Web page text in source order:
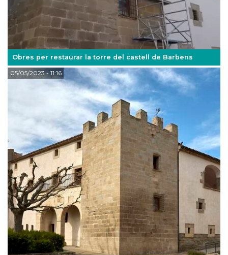
Obres per restaurar la torre del castell de Barbens
05/05/2023 - 11:16